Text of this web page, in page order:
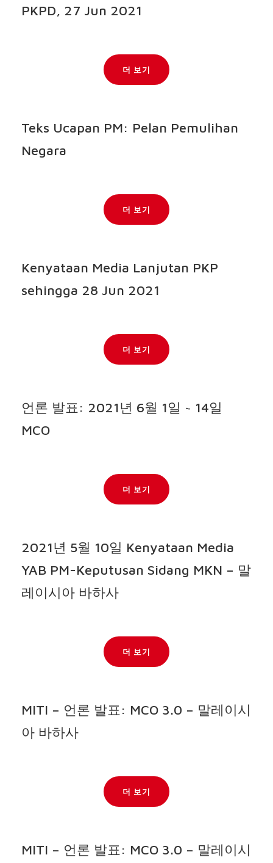
PKPD, 27 Jun 2021
더 보기
Teks Ucapan PM: Pelan Pemulihan
Negara
더 보기
Kenyataan Media Lanjutan PKP
sehingga 28 Jun 2021
더 보기
언론 발표: 2021년 6월 1일 ~ 14일
MCO
더 보기
2021년 5월 10일 Kenyataan Media
YAB PM-Keputusan Sidang MKN – 말
레이시아 바하사
더 보기
MITI – 언론 발표: MCO 3.0 – 말레이시
아 바하사
더 보기
MITI – 언론 발표: MCO 3.0 – 말레이시